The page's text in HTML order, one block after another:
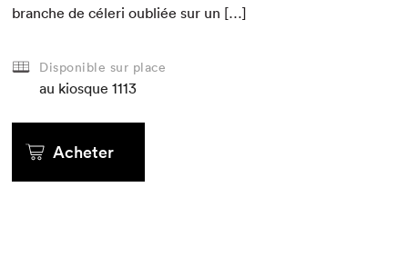
branche de céleri oubliée sur un […]
Disponible sur place
au kiosque 1113
Acheter